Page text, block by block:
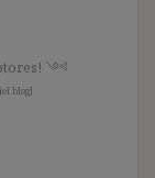
༺
blog]